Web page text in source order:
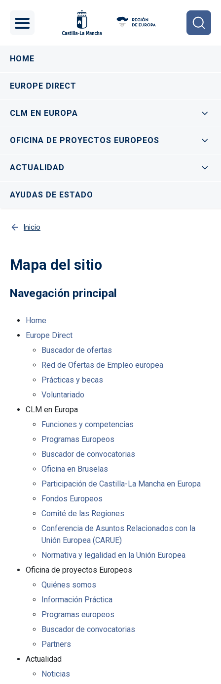
Navegación principal
HOME
EUROPE DIRECT
CLM EN EUROPA
OFICINA DE PROYECTOS EUROPEOS
ACTUALIDAD
AYUDAS DE ESTADO
Inicio
Mapa del sitio
Navegación principal
Home
Europe Direct
Buscador de ofertas
Red de Ofertas de Empleo europea
Prácticas y becas
Voluntariado
CLM en Europa
Funciones y competencias
Programas Europeos
Buscador de convocatorias
Oficina en Bruselas
Participación de Castilla-La Mancha en Europa
Fondos Europeos
Comité de las Regiones
Conferencia de Asuntos Relacionados con la
Unión Europea (CARUE)
Normativa y legalidad en la Unión Europea
Oficina de proyectos Europeos
Quiénes somos
Información Práctica
Programas europeos
Buscador de convocatorias
Partners
Actualidad
Noticias